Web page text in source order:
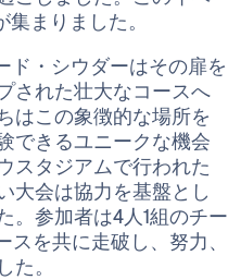
まりました。
ド・シウダーはその扉を
された壮大なコースへ
はこの象徴的な場所を
できるユニークな機会
スタジアムで行われた
大会は協力を基盤とし
。参加者は4人1組のチー
スを共に走破し、努力、
た。